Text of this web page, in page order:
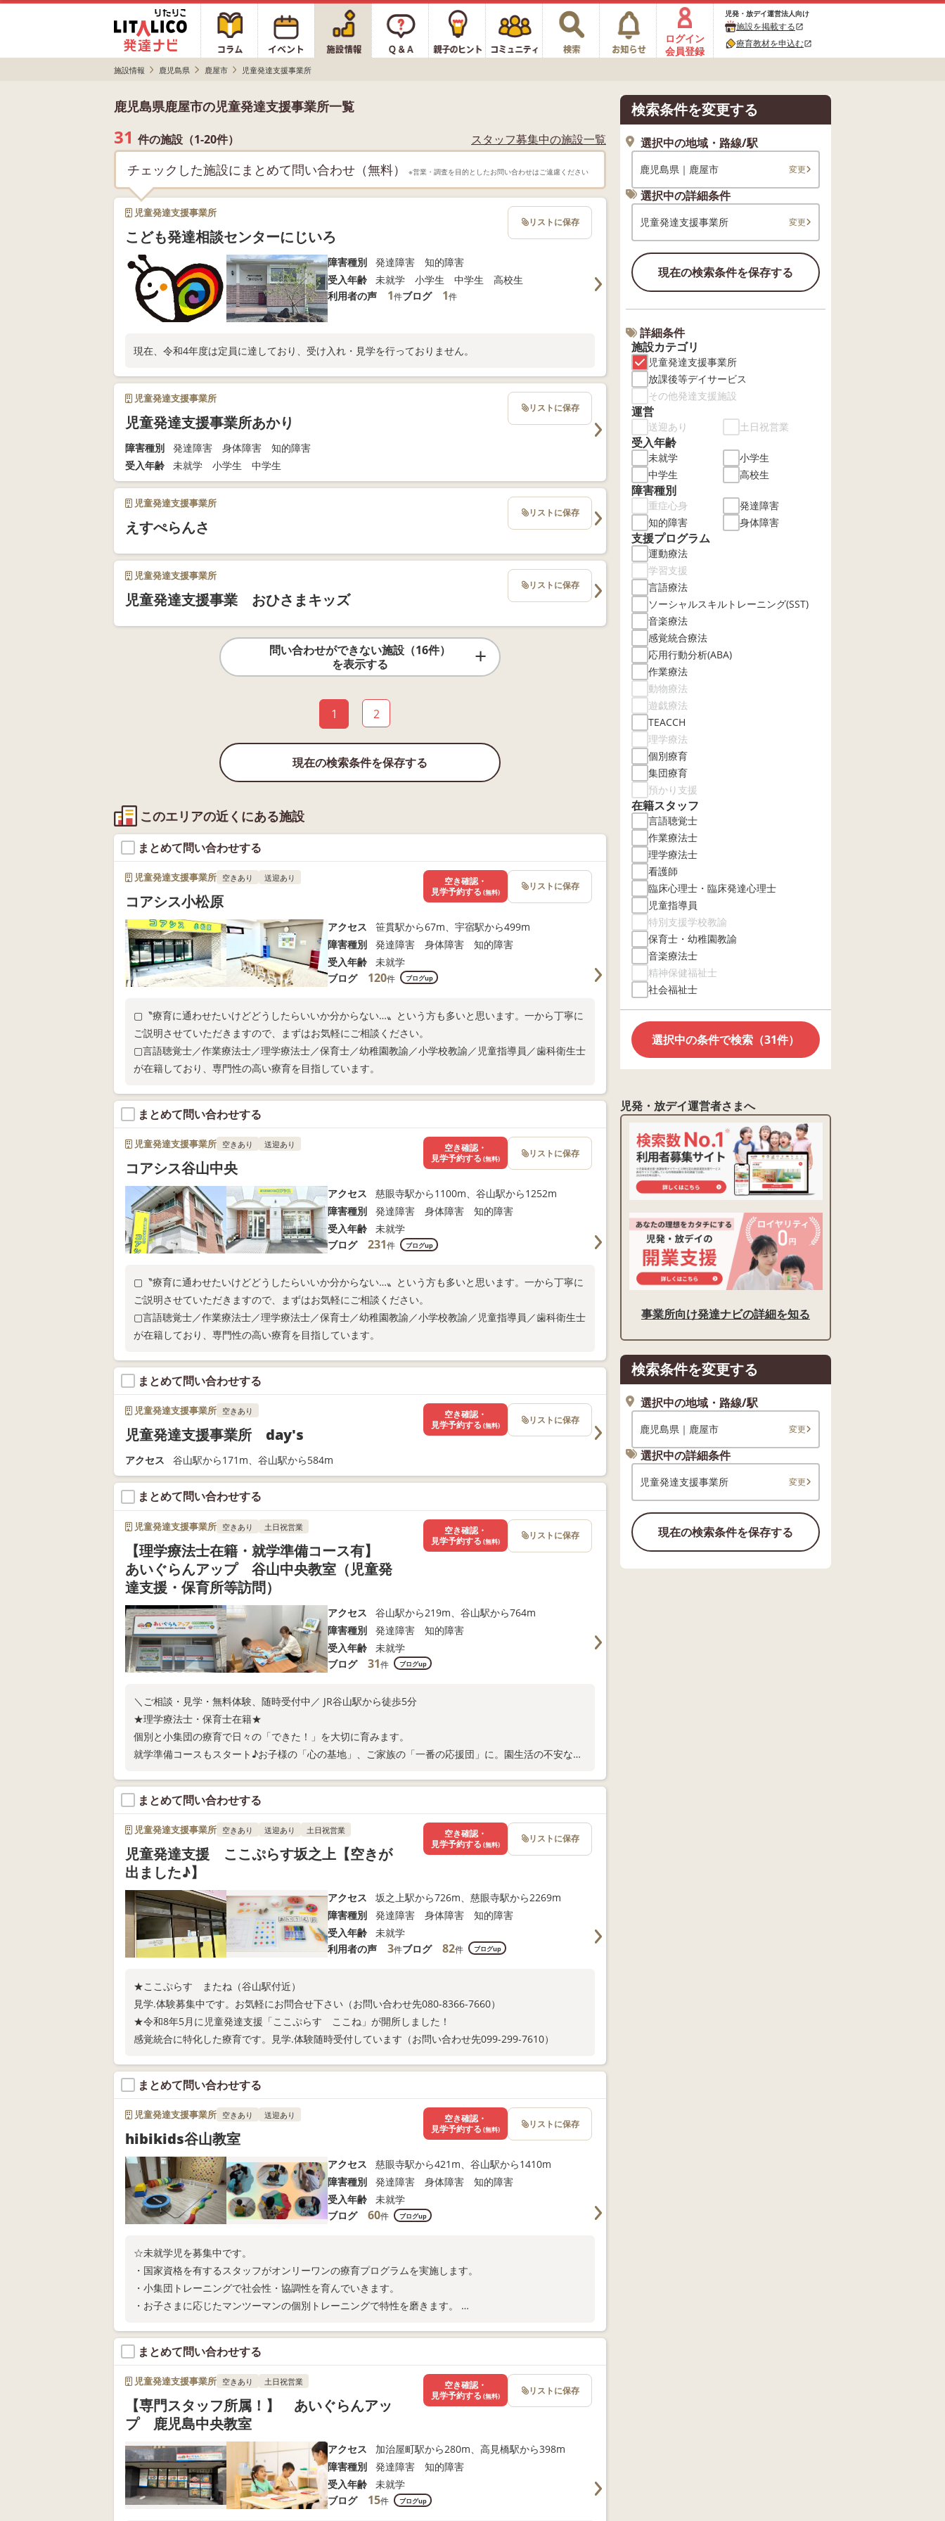
ログイン
会員登録
児発・放デイ運営法人向け
施設を掲載するopen_in_new
療育教材を申込むopen_in_new
施設情報 鹿児島県 鹿屋市 児童発達支援事業所
鹿児島県鹿屋市の児童発達支援事業所一覧
31 件の施設（1-20件） スタッフ募集中の施設一覧
チェックした施設にまとめて問い合わせ（無料） ※営業・調査を目的としたお問い合わせはご遠慮ください
児童発達支援事業所
こども発達相談センターにじいろ
障害種別
発達障害 知的障害
受入年齢
未就学 小学生 中学生 高校生
利用者の声
1件ブログ 1件
現在、令和4年度は定員に達しており、受け入れ・見学を行っておりません。
リストに保存
児童発達支援事業所
児童発達支援事業所あかり
障害種別
発達障害 身体障害 知的障害
受入年齢
未就学 小学生 中学生
リストに保存
児童発達支援事業所
えすぺらんさ
リストに保存
児童発達支援事業所
児童発達支援事業 おひさまキッズ
リストに保存
問い合わせができない施設（16件）
を表示する
1 2
現在の検索条件を保存する
このエリアの近くにある施設
まとめて問い合わせする
児童発達支援事業所 空きあり 送迎あり
コアシス小松原
アクセス
笹貫駅から67m、宇宿駅から499m
障害種別
発達障害 身体障害 知的障害
受入年齢
未就学
ブログ
120件 ブログup
▢〝療育に通わせたいけどどうしたらいいか分からない…〟という方も多いと思います。一から丁寧に
ご説明させていただきますので、まずはお気軽にご相談ください。
▢言語聴覚士／作業療法士／理学療法士／保育士／幼稚園教諭／小学校教諭／児童指導員／歯科衛生士
が在籍しており、専門性の高い療育を目指しています。
空き確認・
見学予約する (無料) リストに保存
まとめて問い合わせする
児童発達支援事業所 空きあり 送迎あり
コアシス谷山中央
アクセス
慈眼寺駅から1100m、谷山駅から1252m
障害種別
発達障害 身体障害 知的障害
受入年齢
未就学
ブログ
231件 ブログup
▢〝療育に通わせたいけどどうしたらいいか分からない…〟という方も多いと思います。一から丁寧に
ご説明させていただきますので、まずはお気軽にご相談ください。
▢言語聴覚士／作業療法士／理学療法士／保育士／幼稚園教諭／小学校教諭／児童指導員／歯科衛生士
が在籍しており、専門性の高い療育を目指しています。
空き確認・
見学予約する (無料) リストに保存
まとめて問い合わせする
児童発達支援事業所 空きあり
児童発達支援事業所 day's
アクセス 谷山駅から171m、谷山駅から584m
空き確認・
見学予約する (無料) リストに保存
まとめて問い合わせする
児童発達支援事業所 空きあり 土日祝営業
【理学療法士在籍・就学準備コース有】
あいぐらんアップ 谷山中央教室（児童発
達支援・保育所等訪問）
アクセス
谷山駅から219m、谷山駅から764m
障害種別
発達障害 知的障害
受入年齢
未就学
ブログ
31件 ブログup
＼ご相談・見学・無料体験、随時受付中／ JR谷山駅から徒歩5分
★理学療法士・保育士在籍★
個別と小集団の療育で日々の「できた！」を大切に育みます。
就学準備コースもスタート♪お子様の「心の基地」、ご家族の「一番の応援団」に。園生活の不安な
空き確認・
見学予約する (無料) リストに保存
まとめて問い合わせする
児童発達支援事業所 空きあり 送迎あり 土日祝営業
児童発達支援 ここぷらす坂之上【空きが
出ました♪】
アクセス
坂之上駅から726m、慈眼寺駅から2269m
障害種別
発達障害 身体障害 知的障害
受入年齢
未就学
利用者の声
3件ブログ 82件 ブログup
★ここぷらす またね（谷山駅付近）
見学.体験募集中です。お気軽にお問合せ下さい（お問い合わせ先080-8366-7660）
★令和8年5月に児童発達支援「ここぷらす ここね」が開所しました！
感覚統合に特化した療育です。見学.体験随時受付しています（お問い合わせ先099-299-7610）
空き確認・
見学予約する (無料) リストに保存
まとめて問い合わせする
児童発達支援事業所 空きあり 送迎あり
hibikids谷山教室
アクセス
慈眼寺駅から421m、谷山駅から1410m
障害種別
発達障害 身体障害 知的障害
受入年齢
未就学
ブログ
60件 ブログup
☆未就学児を募集中です。
・国家資格を有するスタッフがオンリーワンの療育プログラムを実施します。
・小集団トレーニングで社会性・協調性を育んでいきます。
・お子さまに応じたマンツーマンの個別トレーニングで特性を磨きます。
空き確認・
見学予約する (無料) リストに保存
まとめて問い合わせする
児童発達支援事業所 空きあり 土日祝営業
【専門スタッフ所属！】 あいぐらんアッ
プ 鹿児島中央教室
アクセス
加治屋町駅から280m、高見橋駅から398m
障害種別
発達障害 知的障害
受入年齢
未就学
ブログ
15件 ブログup
空き確認・
見学予約する (無料) リストに保存
検索条件を変更する
選択中の地域・路線/駅
鹿児島県｜鹿屋市 変更
選択中の詳細条件
児童発達支援事業所 変更
現在の検索条件を保存する
詳細条件
施設カテゴリ
児童発達支援事業所
放課後等デイサービス
その他発達支援施設
運営
送迎あり 土日祝営業
受入年齢
未就学
小学生
中学生
高校生
障害種別
重症心身
発達障害
知的障害
身体障害
支援プログラム
運動療法
学習支援
言語療法
ソーシャルスキルトレーニング(SST)
音楽療法
感覚統合療法
応用行動分析(ABA)
作業療法
動物療法
遊戯療法
TEACCH
理学療法
個別療育
集団療育
預かり支援
在籍スタッフ
言語聴覚士
作業療法士
理学療法士
看護師
臨床心理士・臨床発達心理士
児童指導員
特別支援学校教諭
保育士・幼稚園教諭
音楽療法士
精神保健福祉士
社会福祉士
選択中の条件で検索（31件）
児発・放デイ運営者さまへ
事業所向け発達ナビの詳細を知る
検索条件を変更する
選択中の地域・路線/駅
鹿児島県｜鹿屋市 変更
選択中の詳細条件
児童発達支援事業所 変更
現在の検索条件を保存する